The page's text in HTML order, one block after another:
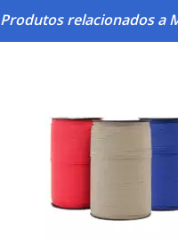
Produtos relacionados a